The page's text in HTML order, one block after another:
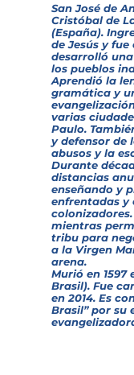
San José de
Cristóbal de
(España).
de Jesús y
desarrolló
los pueblos
Aprendió la
gramática y
varias
Paulo.
y defensor de
abusos y la
Durante
distancias
enseñando y
enfrentadas y
mientras
tribu para
a la Virgen
arena.
Murió en
Brasil). Fue
en 2014. Es
Brasil” por su